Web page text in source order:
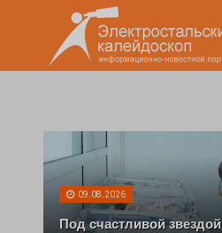
09.08.2026
Под счастливой звездой